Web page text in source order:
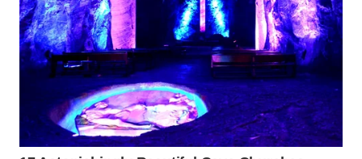
Wahana
Media
Group
WAHANA
NEWS
WAHANA